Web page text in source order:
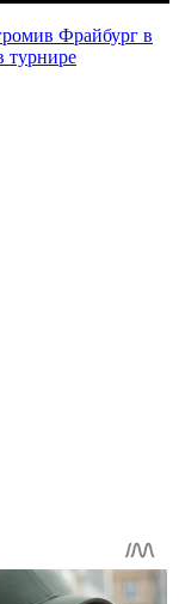
Фрайбург в
турнире